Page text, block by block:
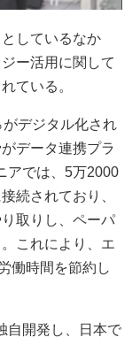
しているなか
ー活用に関して
ている。
デジタル化され
データ連携プラ
アでは、5万2000
続されており、
取りし、ペーパ
これにより、エ
働時間を節約し
自開発し、日本で